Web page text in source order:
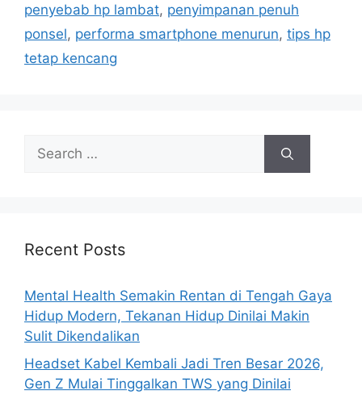
o
r
i
e
s
penyebab hp lambat, penyimpanan penuh
ponsel, performa smartphone menurun, tips hp
tetap kencang
h
r
:
Recent Posts
Mental Health Semakin Rentan di Tengah Gaya
Hidup Modern, Tekanan Hidup Dinilai Makin
Sulit Dikendalikan
Headset Kabel Kembali Jadi Tren Besar 2026,
Gen Z Mulai Tinggalkan TWS yang Dinilai